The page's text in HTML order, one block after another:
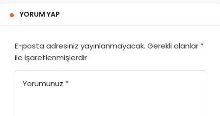
YORUM YAP
E-posta adresiniz yayınlanmayacak. Gerekli alanlar *
ile işaretlenmişlerdir
Yorumunuz *